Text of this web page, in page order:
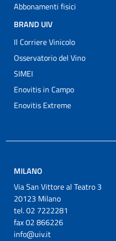
Abbonamenti fisici
BRAND UIV
Il Corriere Vinicolo
Osservatorio del Vino
SIMEI
Enovitis in Campo
Enovitis Extreme
MILANO
Via San Vittore al Teatro 3
20123 Milano
tel. 02 7222281
fax 02 866226
info@uiv.it